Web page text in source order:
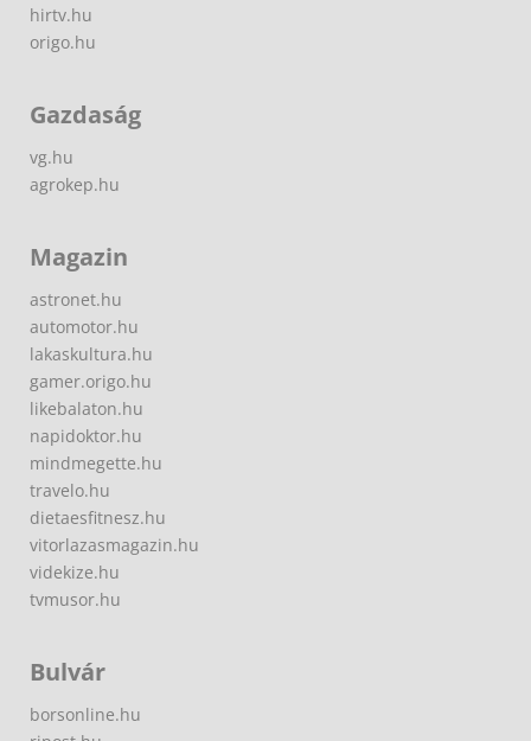
hirtv.hu
origo.hu
Gazdaság
vg.hu
agrokep.hu
Magazin
astronet.hu
automotor.hu
lakaskultura.hu
gamer.origo.hu
likebalaton.hu
napidoktor.hu
mindmegette.hu
travelo.hu
dietaesfitnesz.hu
vitorlazasmagazin.hu
videkize.hu
tvmusor.hu
Bulvár
borsonline.hu